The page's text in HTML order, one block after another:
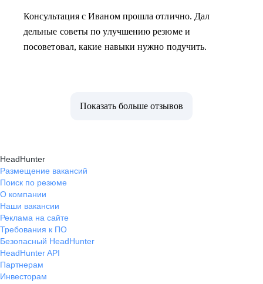
Консультация с Иваном прошла отлично. Дал
дельные советы по улучшению резюме и
посоветовал, какие навыки нужно подучить.
Показать больше отзывов
HeadHunter
Размещение вакансий
Поиск по резюме
О компании
Наши вакансии
Реклама на сайте
Требования к ПО
Безопасный HeadHunter
HeadHunter API
Партнерам
Инвесторам